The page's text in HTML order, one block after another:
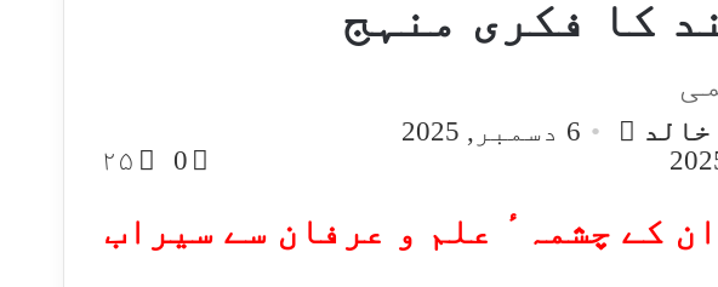
کا فکری منہج
خالد
Send
6 دسمبر, 2025
0 ۲۵
کے چشمہٴ علم و عرفان سے سیراب